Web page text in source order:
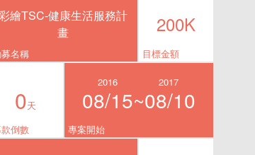
繪TSC-健康生活服務計
畫
名稱
200K
目標金額
0天
倒數
2016
08/15~
2017
08/10
專案開始